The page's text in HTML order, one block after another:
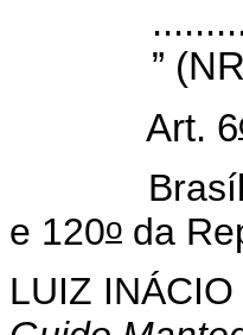
”
Art. 6
Brasília,
e 120o da
LUIZ INÁCIO